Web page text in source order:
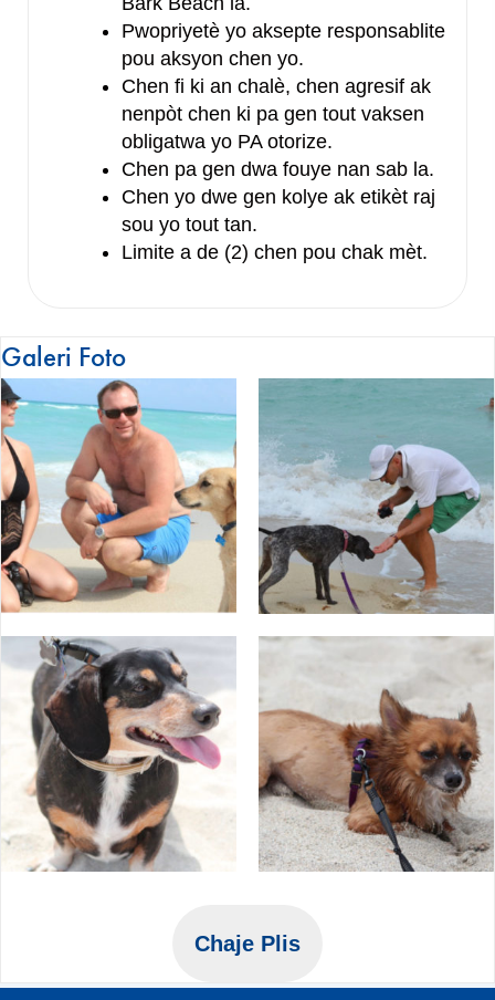
Pwopriyetè yo aksepte responsablite
pou aksyon chen yo.
Chen fi ki an chalè, chen agresif ak
nenpòt chen ki pa gen tout vaksen
obligatwa yo PA otorize.
Chen pa gen dwa fouye nan sab la.
Chen yo dwe gen kolye ak etikèt raj
sou yo tout tan.
Limite a de (2) chen pou chak mèt.
Galeri Foto
Chaje Plis